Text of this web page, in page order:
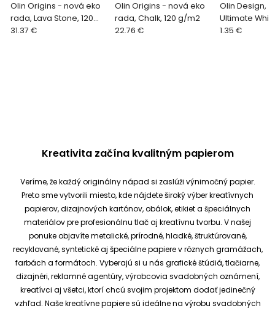
Olin Origins - nová eko
rada, Lava Stone, 120
g/m2
31.37 €
Olin Origins - nová eko
rada, Chalk, 120 g/m2
22.76 €
Olin Design,
Ultimate
g/m2
1.35 €
Kreativita začína kvalitným papierom
Veríme, že každý originálny nápad si zaslúži výnimočný papier.
Preto sme vytvorili miesto, kde nájdete široký výber kreatívnych
papierov, dizajnových kartónov, obálok, etikiet a špeciálnych
materiálov pre profesionálnu tlač aj kreatívnu tvorbu. V našej
ponuke objavíte metalické, prírodné, hladké, štruktúrované,
recyklované, syntetické aj špeciálne papiere v rôznych gramážach,
farbách a formátoch. Vyberajú si u nás grafické štúdiá, tlačiarne,
dizajnéri, reklamné agentúry, výrobcovia svadobných oznámení,
kreatívci aj všetci, ktorí chcú svojim projektom dodať jedinečný
vzhľad. Naše kreatívne papiere sú ideálne na výrobu svadobných